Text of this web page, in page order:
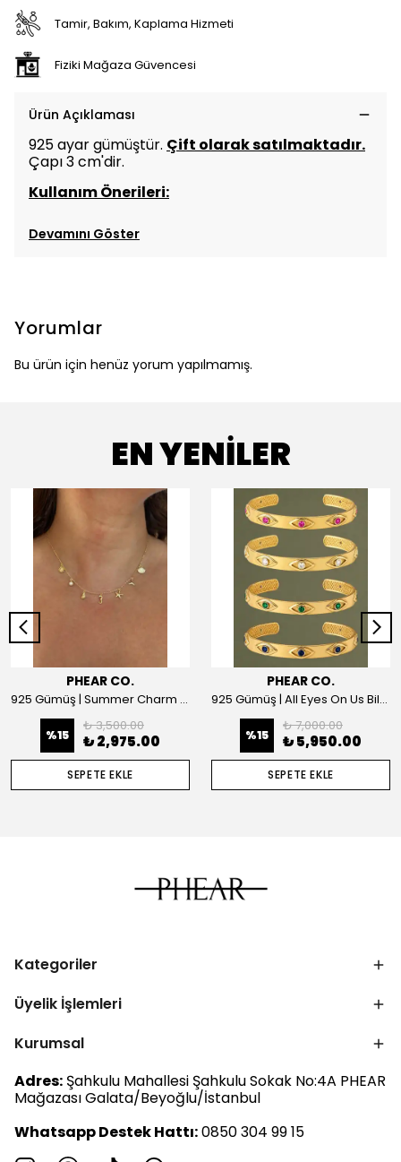
Tamir, Bakım, Kaplama Hizmeti
Fiziki Mağaza Güvencesi
Ürün Açıklaması
925 ayar gümüştür. Çift olarak satılmaktadır.
Çapı 3 cm'dir.
Kullanım Önerileri:
Devamını Göster
Yorumlar
Bu ürün için henüz yorum yapılmamış.
EN YENİLER
PHEAR CO.
925 Gümüş | Summer Charm Kolye
%15
₺ 3,500.00
₺ 2,975.00
SEPETE EKLE
PHEAR CO.
925 Gümüş | All Eyes On Us Bilezik
%15
₺ 7,000.00
₺ 5,950.00
SEPETE EKLE
Kategoriler
Üyelik İşlemleri
Kurumsal
Adres: Şahkulu Mahallesi Şahkulu Sokak No:4A PHEAR
Mağazası Galata/Beyoğlu/İstanbul
Whatsapp Destek Hattı:0850 304 99 15